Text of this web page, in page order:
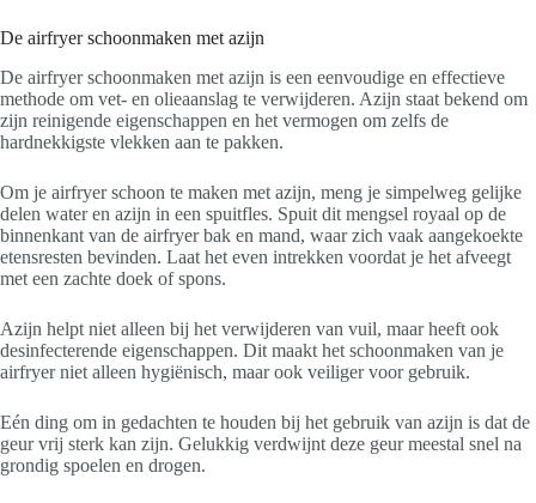
De airfryer schoonmaken met azijn
De airfryer schoonmaken met azijn is een eenvoudige en effectieve
methode om vet- en olieaanslag te verwijderen. Azijn staat bekend om
zijn reinigende eigenschappen en het vermogen om zelfs de
hardnekkigste vlekken aan te pakken.
Om je airfryer schoon te maken met azijn, meng je simpelweg gelijke
delen water en azijn in een spuitfles. Spuit dit mengsel royaal op de
binnenkant van de airfryer bak en mand, waar zich vaak aangekoekte
etensresten bevinden. Laat het even intrekken voordat je het afveegt
met een zachte doek of spons.
Azijn helpt niet alleen bij het verwijderen van vuil, maar heeft ook
desinfecterende eigenschappen. Dit maakt het schoonmaken van je
airfryer niet alleen hygiënisch, maar ook veiliger voor gebruik.
Eén ding om in gedachten te houden bij het gebruik van azijn is dat de
geur vrij sterk kan zijn. Gelukkig verdwijnt deze geur meestal snel na
grondig spoelen en drogen.